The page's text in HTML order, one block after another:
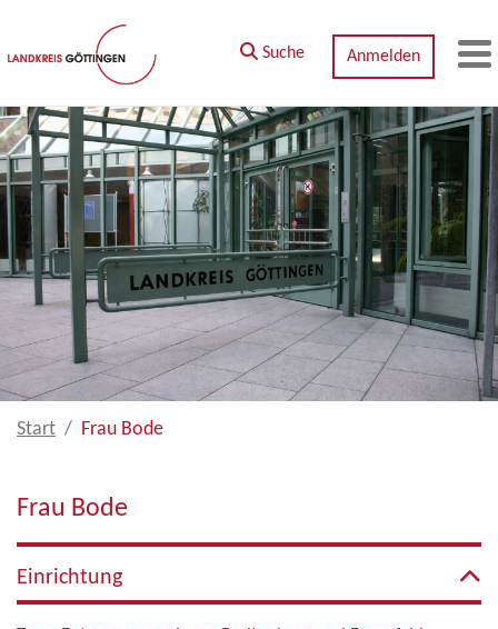
Zum Hauptinhalt springen
Suche Anmelden
Start Frau Bode
Frau Bode
Einrichtung